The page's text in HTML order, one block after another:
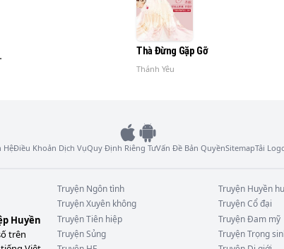
Thà Đừng Gặp Gỡ
Thánh Yêu
HệĐiều Khoản Dịch VụQuy Định Riêng TưVấn Đề Bản QuyềnSitemapTải
Huyền
trên
Truyện Ngôn tình Truyện Huyền
TruyệnXuyên không TruyệnCổ đại
TruyệnTiên hiệp TruyệnĐam mỹ
TruyệnSủng TruyệnTrọng